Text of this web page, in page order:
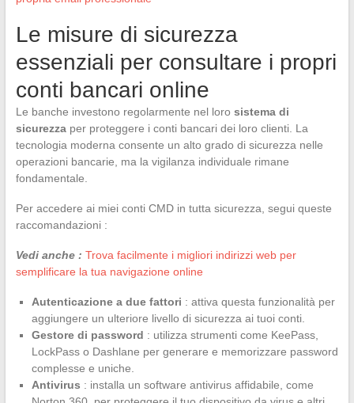
Le misure di sicurezza
essenziali per consultare i propri
conti bancari online
Le banche investono regolarmente nel loro sistema di
sicurezzaper proteggere i conti bancari dei loro clienti. La
tecnologia moderna consente un alto grado di sicurezza nelle
operazioni bancarie, ma la vigilanza individuale rimane
fondamentale.
Per accedere ai miei conti CMD in tutta sicurezza, segui queste
raccomandazioni :
Vedi anche : Trova facilmente i migliori indirizzi web per
semplificare la tua navigazione online
Autenticazione a due fattori : attiva questa funzionalità per
aggiungere un ulteriore livello di sicurezza ai tuoi conti.
Gestore di password : utilizza strumenti come KeePass,
LockPass o Dashlane per generare e memorizzare password
complesse e uniche.
Antivirus : installa un software antivirus affidabile, come